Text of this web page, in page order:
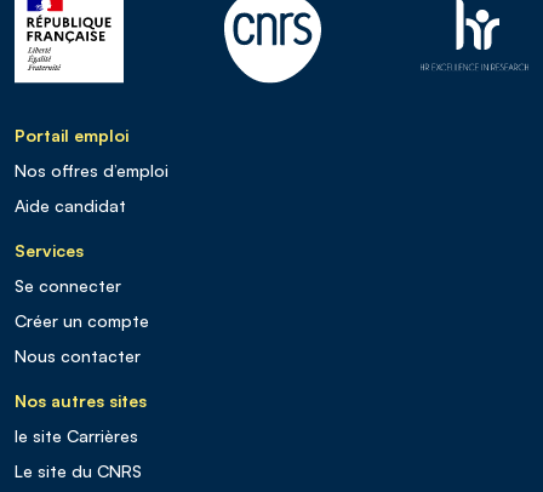
Portail emploi
Nos offres d’emploi
Aide candidat
Services
Se connecter
Créer un compte
Nous contacter
Nos autres sites
le site Carrières
Le site du CNRS